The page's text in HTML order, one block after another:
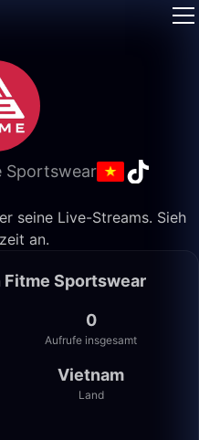
Sportswear
seine Live-Streams. Sieh
an.
Sportswear
0
Aufrufe insgesamt
Vietnam
Land